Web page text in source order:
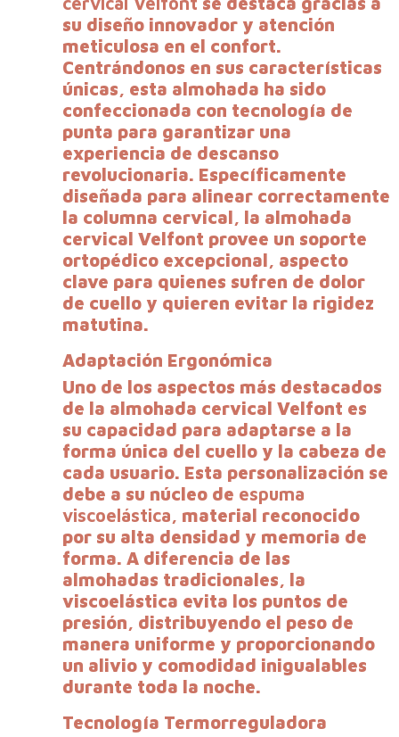
su diseño innovador y atención
meticulosa en el confort.
Centrándonos en sus características
únicas, esta almohada ha sido
confeccionada con tecnología de
punta para garantizar una
experiencia de descanso
revolucionaria. Específicamente
diseñada para alinear correctamente
la columna cervical, la almohada
cervical Velfont provee un soporte
ortopédico excepcional, aspecto
clave para quienes sufren de dolor
de cuello y quieren evitar la rigidez
matutina.
Adaptación Ergonómica
Uno de los aspectos más destacados
de la almohada cervical Velfont es
su capacidad para adaptarse a la
forma única del cuello y la cabeza de
cada usuario. Esta personalización se
debe a su núcleo de espuma
viscoelástica, material reconocido
por su alta densidad y memoria de
forma. A diferencia de las
almohadas tradicionales, la
viscoelástica evita los puntos de
presión, distribuyendo el peso de
manera uniforme y proporcionando
un alivio y comodidad inigualables
durante toda la noche.
Tecnología Termorreguladora